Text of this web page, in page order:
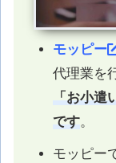
モッピー
代理業を
「お小
です。
モッピー